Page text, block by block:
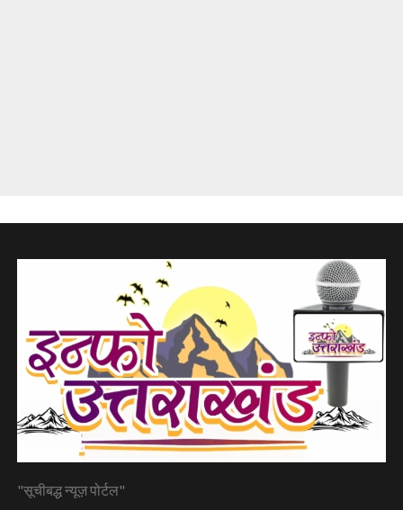
"सूचीबद्ध न्यूज़ पोर्टल"